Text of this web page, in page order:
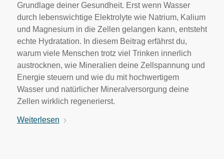
Grundlage deiner Gesundheit. Erst wenn Wasser
durch lebenswichtige Elektrolyte wie Natrium, Kalium
und Magnesium in die Zellen gelangen kann, entsteht
echte Hydratation. In diesem Beitrag erfährst du,
warum viele Menschen trotz viel Trinken innerlich
austrocknen, wie Mineralien deine Zellspannung und
Energie steuern und wie du mit hochwertigem
Wasser und natürlicher Mineralversorgung deine
Zellen wirklich regenerierst.
Weiterlesen